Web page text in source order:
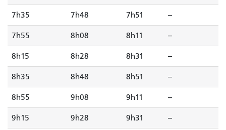
7h35 7h48 7h51 --
7h55 8h08 8h11 --
8h15 8h28 8h31 --
8h35 8h48 8h51 --
8h55 9h08 9h11 --
9h15 9h28 9h31 --